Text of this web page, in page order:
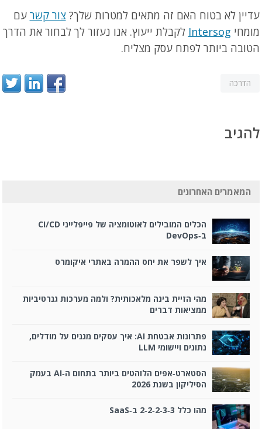
עדיין לא בטוח האם זה מתאים למטרות שלך? צור קשר עם
מומחי Intersog לקבלת ייעוץ. אנו נעזור לך לבחור את הדרך
הטובה ביותר לפתח עסק מצליח.
הדרכה
להגיב
המאמרים האחרונים
הכלים המובילים לאוטומציה של פייפלייני CI/CD
ב‑DevOps
איך לשפר את יחס ההמרה באתרי איקומרס
מהי הזיית בינה מלאכותית? ולמה מערכות גנרטיביות
ממציאות דברים
פתרונות אבטחת AI: איך עסקים מגנים על מודלים,
נתונים ויישומי LLM
הסטארט‑אפים הלוהטים ביותר בתחום ה‑AI בעמק
הסיליקון בשנת 2026
מהו כלל 3‑3‑2‑2‑2 ב‑SaaS